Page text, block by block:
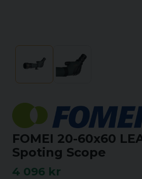
FOMEI 20-60x60
Spoting Scope
4 096 kr